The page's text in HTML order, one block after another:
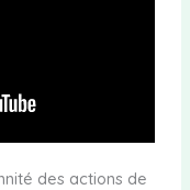
des actions de